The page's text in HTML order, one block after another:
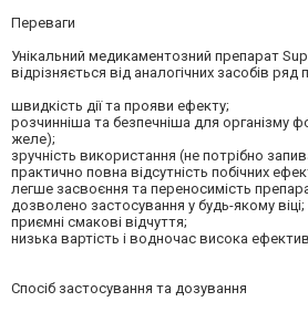
Переваги
Унікальний медикаментозний препарат
відрізняється від аналогічних засобів ряд
швидкість дії та прояви ефекту;
розчинніша та безпечніша для організму
желе);
зручність використання (не потрібно
практично повна відсутність побічних
легше засвоєння та переносимість
дозволено застосування у будь-якому віці;
приємні смакові відчуття;
низька вартість і водночас висока
Спосіб застосування та дозування